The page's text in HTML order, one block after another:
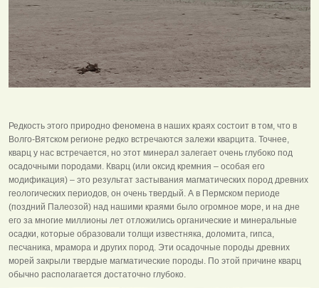
Редкость этого природно феномена в наших краях состоит в том, что в
Волго-Вятском регионе редко встречаются залежи кварцита. Точнее,
кварц у нас встречается, но этот минерал залегает очень глубоко под
осадочными породами. Кварц (или оксид кремния – особая его
модификация) – это результат застывания магматических пород древних
геологических периодов, он очень твердый. А в Пермском периоде
(поздний Палеозой) над нашими краями было огромное море, и на дне
его за многие миллионы лет отложились органические и минеральные
осадки, которые образовали толщи известняка, доломита, гипса,
песчаника, мрамора и других пород. Эти осадочные породы древних
морей закрыли твердые магматические породы. По этой причине кварц
обычно располагается достаточно глубоко.